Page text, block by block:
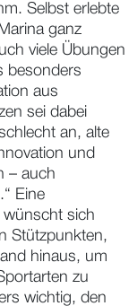
Selbst erlebte
ganz
viele Übungen
besonders
aus
sei dabei
an, alte
und
– auch
Eine
sich
Stützpunkten,
hinaus, um
zu
wichtig, den